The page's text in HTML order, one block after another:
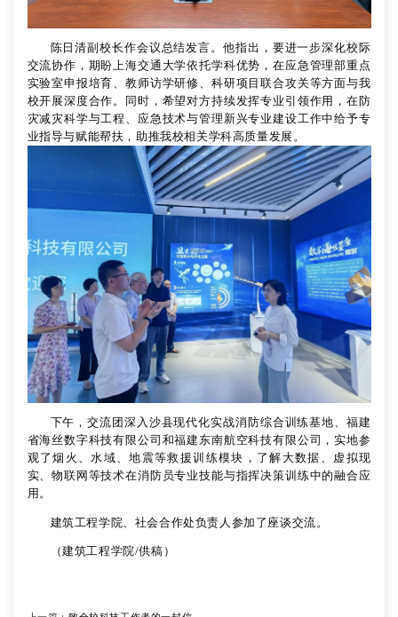
陈日清副校长作会议总结发言。他指出，要进一步深化校际
交流协作，期盼上海交通大学依托学科优势，在应急管理部重点
实验室申报培育、教师访学研修、科研项目联合攻关等方面与我
校开展深度合作。同时，希望对方持续发挥专业引领作用，在防
灾减灾科学与工程、应急技术与管理新兴专业建设工作中给予专
业指导与赋能帮扶，助推我校相关学科高质量发展。
下午，交流团深入沙县现代化实战消防综合训练基地、福建
省海丝数字科技有限公司和福建东南航空科技有限公司，实地参
观了烟火、水域、地震等救援训练模块，了解大数据、虚拟现
实、物联网等技术在消防员专业技能与指挥决策训练中的融合应
用。
建筑工程学院、社会合作处负责人参加了座谈交流。
（建筑工程学院/供稿）